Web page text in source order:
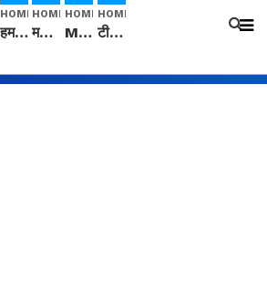
HOME
हम सनातनी..." सांसद kangana Ranaut से क्या बोली लड़की? Viral Jantar-Mantar | CJP protest
HOME
मनीषा हत्याकांड: हत्या, आत्महत्या या कोई बड़ा राज? | Full Story | Josh Haryana
HOME
Mangalsutra: हिंदू धर्म में शादी के बाद मंगलसूत्र क्यों पहनती है महिलाएं, किसने शुरु की ये परंपरा
HOME
टीम बीकेई ने एग्रीकल्चर ग्रेड की यूरिया खाद गट्टों में बदलकर टेक्निकल ग्रेड में बेचने वालों पर करवाई कार्रवाई: लखविंदर सिंह औलख